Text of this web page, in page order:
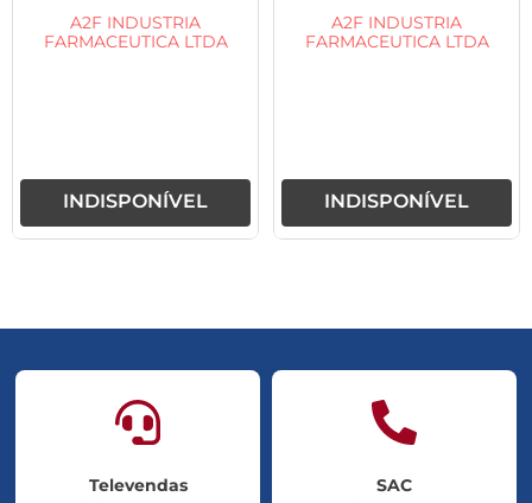
A2F INDUSTRIA
FARMACEUTICA LTDA
INDISPONÍVEL
A2F INDUSTRIA
FARMACEUTICA LTDA
INDISPONÍVEL
Televendas
SAC